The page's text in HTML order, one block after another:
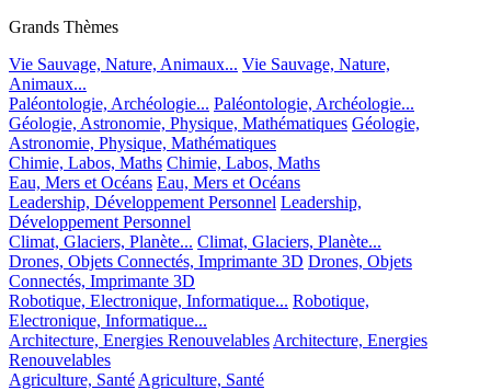
Grands Thèmes
Vie Sauvage, Nature, Animaux... Vie Sauvage, Nature,
Animaux...
Paléontologie, Archéologie... Paléontologie, Archéologie...
Géologie, Astronomie, Physique, Mathématiques Géologie,
Astronomie, Physique, Mathématiques
Chimie, Labos, Maths Chimie, Labos, Maths
Eau, Mers et Océans Eau, Mers et Océans
Leadership, Développement Personnel Leadership,
Développement Personnel
Climat, Glaciers, Planète... Climat, Glaciers, Planète...
Drones, Objets Connectés, Imprimante 3D Drones, Objets
Connectés, Imprimante 3D
Robotique, Electronique, Informatique... Robotique,
Electronique, Informatique...
Architecture, Energies Renouvelables Architecture, Energies
Renouvelables
Agriculture, Santé Agriculture, Santé